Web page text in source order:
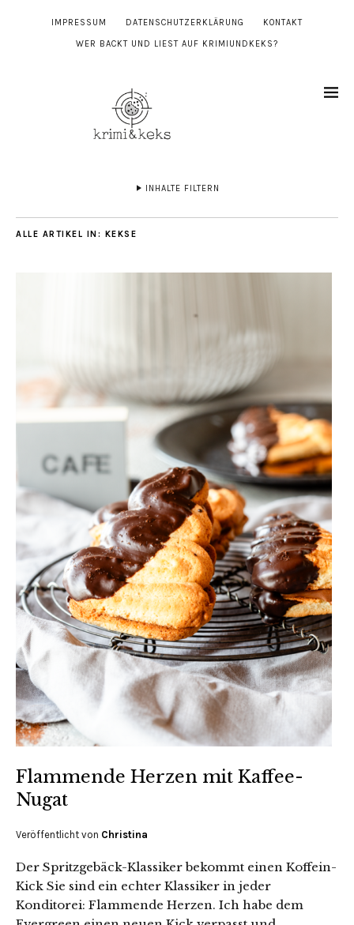
IMPRESSUM DATENSCHUTZERKLÄRUNG KONTAKT
WER BACKT UND LIEST AUF KRIMIUNDKEKS?
INHALTE FILTERN
ALLE ARTIKEL IN: KEKSE
Flammende Herzen mit Kaffee-
Nugat
Veröffentlicht von Christina
Der Spritzgebäck-Klassiker bekommt einen Koffein-
Kick Sie sind ein echter Klassiker in jeder
Konditorei: Flammende Herzen. Ich habe dem